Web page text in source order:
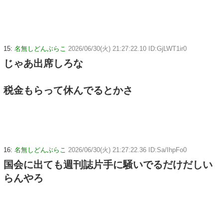
15: 名無しどんぶらこ 2026/06/30(火) 21:27:22.10 ID:GjLWT1ir0
じゃあ出席しろな
税金もらって休んでるとかさ
16: 名無しどんぶらこ 2026/06/30(火) 21:27:22.36 ID:Sa/IhpFo0
国会に出ても週刊誌片手に騒いでるだけだしい
らんやろ